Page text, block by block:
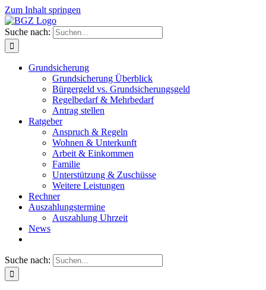
Zum Inhalt springen
Suche nach:
Grundsicherung
Grundsicherung Überblick
Bürgergeld vs. Grundsicherungsgeld
Regelbedarf & Mehrbedarf
Antrag stellen
Ratgeber
Anspruch & Regeln
Wohnen & Unterkunft
Arbeit & Einkommen
Familie
Unterstützung & Zuschüsse
Weitere Leistungen
Rechner
Auszahlungstermine
Auszahlung Uhrzeit
News
Suche nach: